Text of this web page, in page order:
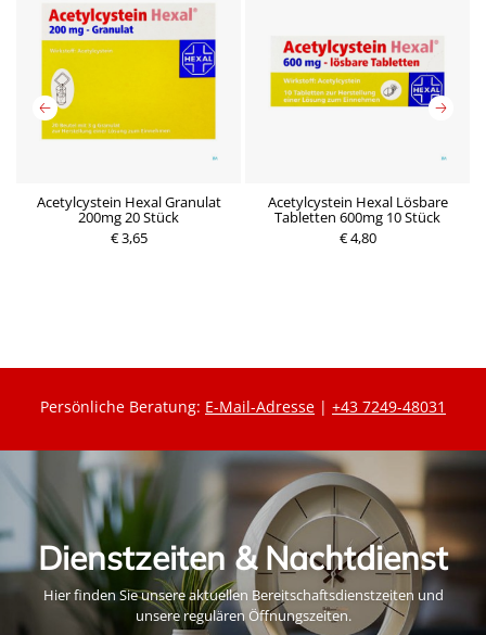
Acetylcystein Hexal Granulat
200mg 20 Stück
€ 3,65
Acetylcystein Hexal Lösbare
Tabletten 600mg 10 Stück
€ 4,80
P
Persönliche Beratung: E-Mail-Adresse | +43 7249-48031
Dienstzeiten & Nachtdienst
Hier finden Sie unsere aktuellen Bereitschaftsdienstzeiten und
unsere regulären Öffnungszeiten.